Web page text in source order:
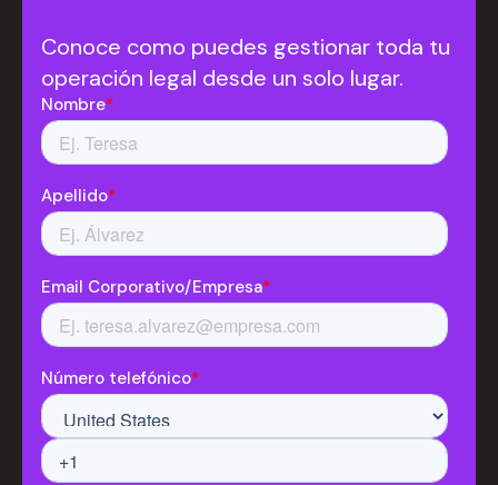
Conoce como puedes gestionar toda tu
operación legal desde un solo lugar.